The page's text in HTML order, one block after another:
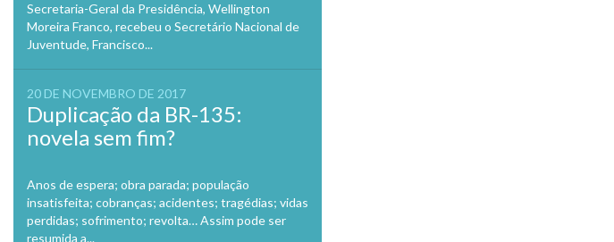
Secretaria-Geral da Presidência, Wellington
Moreira Franco, recebeu o Secretário Nacional de
Juventude, Francisco...
20 DE NOVEMBRO DE 2017
Duplicação da BR-135:
novela sem fim?
Anos de espera; obra parada; população
insatisfeita; cobranças; acidentes; tragédias; vidas
perdidas; sofrimento; revolta… Assim pode ser
resumida a...